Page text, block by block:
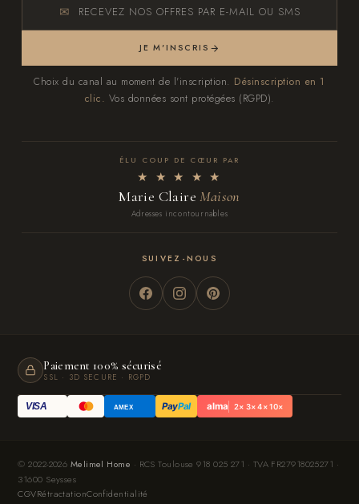
RECEVEZ NOS OFFRES PAR E-MAIL OU SMS
JE M'INSCRIS
Choix du canal au moment de l'inscription. Désinscription en 1
clic. Vos données sont protégées (RGPD).
ÉLU COUP DE CŒUR PAR
★ ★ ★ ★ ★
Marie ClaireMaison
Adresses incontournables
SUIVEZ-NOUS
Paiement 100% sécurisé
SSL · 3D SECURE · RGPD
VISA AMEX PayPal alma 2× 3× 4× 10×
© 2022-2026 Melimel Home · RCS Toulouse 918 025 271 · TVA FR27918025271 ·
31600 Seysses
CGVRétractationConfidentialité